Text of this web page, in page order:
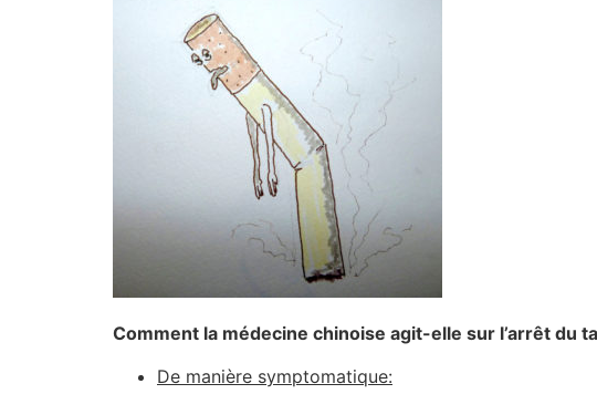
Comment la médecine chinoise agit-elle sur l’arrêt du
De manière symptomatique: